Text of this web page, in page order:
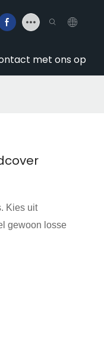
met ons op
Kies uit
gewoon losse